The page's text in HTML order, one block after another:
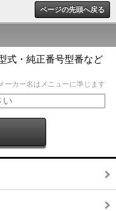
ページの先頭へ戻る
式・純正番号型番など
ーカー名はメニューに準じます